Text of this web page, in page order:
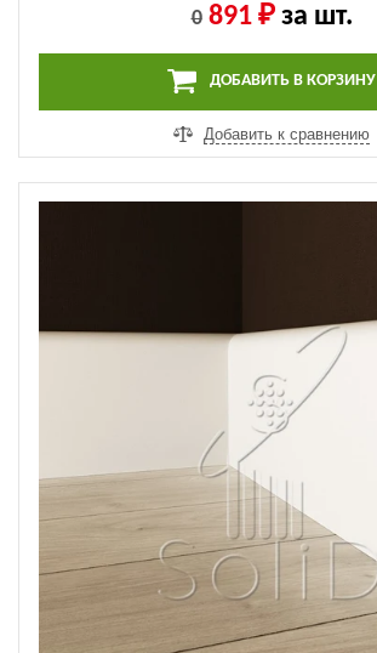
0 891 ₽за шт.
ДОБАВИТЬ В КОРЗИНУ
Добавить к сравнению